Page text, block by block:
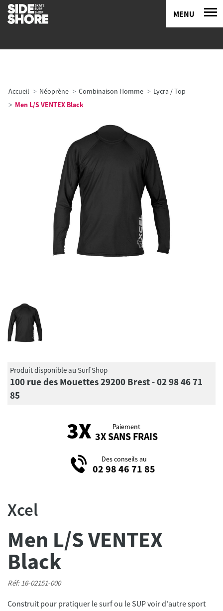
MENU
Accueil Néoprène Combinaison Homme
Lycra / Top
Men L/S VENTEX Black
Produit disponible au Surf Shop
100 rue des Mouettes 29200 Brest - 02 98 46 71
85
Paiement
3X SANS FRAIS
Des conseils au
02 98 46 71 85
Xcel
Men L/S VENTEX
Black
Réf: 16-02151-000
Construit pour pratiquer le surf ou le SUP voir d'autre sport